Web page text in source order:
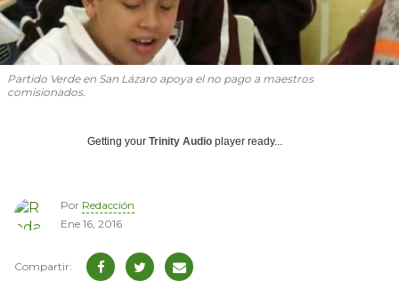
Partido Verde en San Lázaro apoya el no pago a maestros
comisionados.
Getting your Trinity Audio player ready...
Por Redacción
Ene 16, 2016